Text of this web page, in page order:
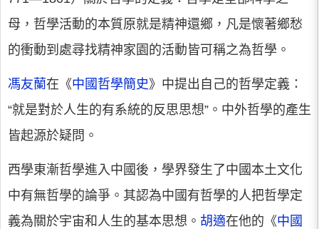
母，哲學活動的本質原就是精神還鄉，凡是懷著鄉愁
的衝動到處尋找精神家園的活動皆可稱之為哲學。
馮友蘭在《中國哲學簡史》中提出自己的哲學定義：
“就是對於人生的有系統的反思思想”。中外哲學的產生
皆起源於疑問。
西學東漸哲學進入中國後，學界發生了中國本土文化
中有無哲學的論爭。其認為中國有哲學的人把哲學定
義為關於宇宙和人生的基本思想。 胡適在他的《中國